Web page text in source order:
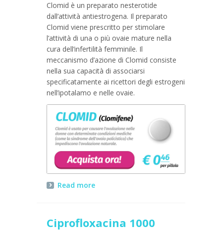
Clomid è un preparato nesterotide
dall’attività antiestrogena. Il preparato
Clomid viene prescritto per stimolare
l’attività di una o più ovaie mature nella
cura dell’infertilità femminile. Il
meccanismo d’azione di Clomid consiste
nella sua capacità di associarsi
specificatamente ai ricettori degli estrogeni
nell’ipotalamo e nelle ovaie.
Read more
Ciprofloxacina 1000